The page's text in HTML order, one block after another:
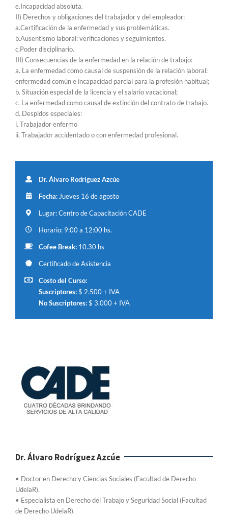
e.Incapacidad absoluta.
II) Derechos y obligaciones del trabajador y del empleador:
a.Certificación de la enfermedad y sus problemáticas.
b.Ausentismo laboral: verificaciones y seguimientos.
c.Poder disciplinario.
III) Consecuencias de la enfermedad en la relación de trabajo:
a. La enfermedad como causal de suspensión de la relación laboral:
enfermedad común e incapacidad parcial para la profesión habitual;
b. Situación especial de la licencia y el salario vacacional;
c. La enfermedad como causal de extinción del contrato de trabajo.
d. Despidos especiales:
i. Trabajador enfermo
ii. Trabajador accidentado o con enfermedad profesional.
Dr. Álvaro Rodríguez Azcúe
Fecha: Jueves 16 de agosto
Lugar: Centro de Capacitación CADE
Horario: 9:00 a 12:00 hs.
Cofee Break: 10.30 hs
Certificado de Asistencia
Costo del Curso:
Suscriptores:$ 2.500 + IVA
No Suscriptores:$ 3.000 + IVA
Dr. Álvaro Rodríguez Azcúe
• Doctor en Derecho y Ciencias Sociales (Facultad de Derecho
UdelaR).
• Especialista en Derecho del Trabajo y Seguridad Social (Facultad
de Derecho UdelaR).